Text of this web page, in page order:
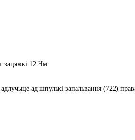
зацяжкі 12 Нм.
ад шпулькі запальвання (722)